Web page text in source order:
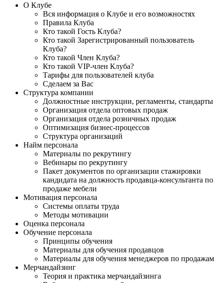
О Клубе
Вся информация о Клубе и его возможностях
Правила Клуба
Кто такой Гость Клуба?
Кто такой Зарегистрированный пользователь
Клуба?
Кто такой Член Клуба?
Кто такой VIP-член Клуба?
Тарифы для пользователей клуба
Сделаем за Вас
Структура компании
Должностные инструкции, регламенты, стандарты
Организация отдела оптовых продаж
Организация отдела розничных продаж
Оптимизация бизнес-процессов
Структура организаций
Найм персонала
Материалы по рекрутингу
Вебинары по рекрутингу
Пакет документов по организации стажировки
кандидата на должность продавца-консультанта по
продаже мебели
Мотивация персонала
Системы оплаты труда
Методы мотивации
Оценка персонала
Обучение персонала
Принципы обучения
Материалы для обучения продавцов
Материалы для обучения менеджеров по продажам
Мерчандайзинг
Теория и практика мерчандайзинга